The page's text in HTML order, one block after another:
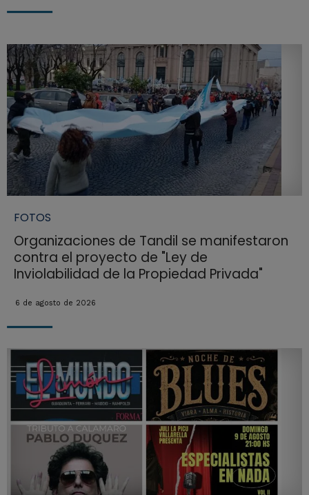
FOTOS
Organizaciones de Tandil se manifestaron
contra el proyecto de "Ley de
Inviolabilidad de la Propiedad Privada"
6 de agosto de 2026